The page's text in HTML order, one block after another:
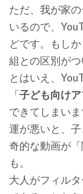
ただ、我が家
いるので、
どです。もし
組との区別が
とはいえ、
「子ども向けア
できてしまいま
運が悪いと、
奇的な動画が
も。
大人がフィル